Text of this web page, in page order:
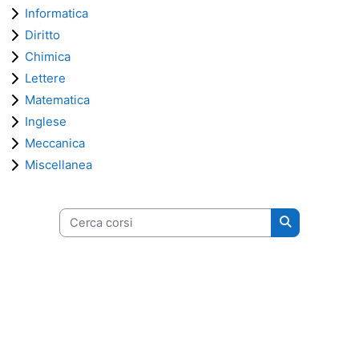
Informatica
Diritto
Chimica
Lettere
Matematica
Inglese
Meccanica
Miscellanea
Cerca corsi
Cerca corsi